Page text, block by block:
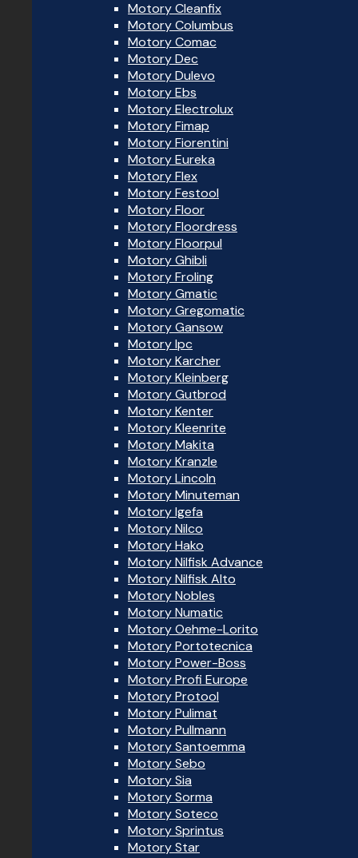
Motory Cleanfix
Motory Columbus
Motory Comac
Motory Dec
Motory Dulevo
Motory Ebs
Motory Electrolux
Motory Fimap
Motory Fiorentini
Motory Eureka
Motory Flex
Motory Festool
Motory Floor
Motory Floordress
Motory Floorpul
Motory Ghibli
Motory Froling
Motory Gmatic
Motory Gregomatic
Motory Gansow
Motory Ipc
Motory Karcher
Motory Kleinberg
Motory Gutbrod
Motory Kenter
Motory Kleenrite
Motory Makita
Motory Kranzle
Motory Lincoln
Motory Minuteman
Motory Igefa
Motory Nilco
Motory Hako
Motory Nilfisk Advance
Motory Nilfisk Alto
Motory Nobles
Motory Numatic
Motory Oehme-Lorito
Motory Portotecnica
Motory Power-Boss
Motory Profi Europe
Motory Protool
Motory Pulimat
Motory Pullmann
Motory Santoemma
Motory Sebo
Motory Sia
Motory Sorma
Motory Soteco
Motory Sprintus
Motory Star